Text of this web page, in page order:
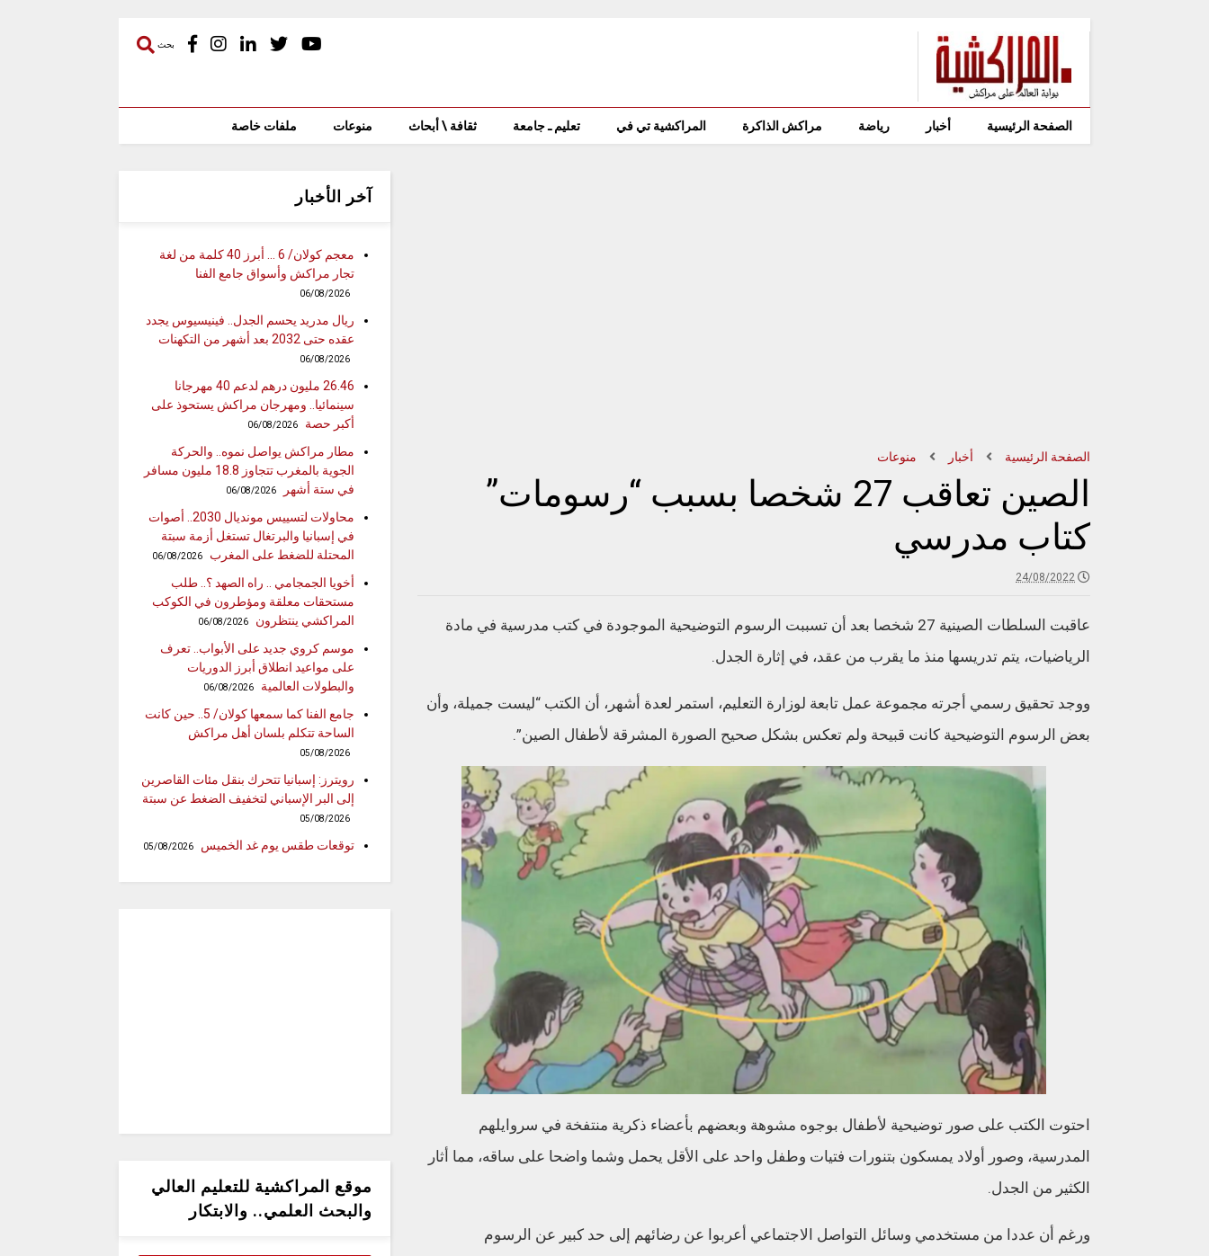
بحث
الصفحة الرئيسية أخبار رياضة مراكش الذاكرة المراكشية تي في تعليم ـ جامعة ثقافة \ أبحاث منوعات ملفات خاصة
الصفحة الرئيسية أخبار منوعات
الصين تعاقب 27 شخصا بسبب “رسومات”
كتاب مدرسي
24/08/2022
عاقبت السلطات الصينية 27 شخصا بعد أن تسببت الرسوم التوضيحية الموجودة في كتب مدرسية في مادة
الرياضيات، يتم تدريسها منذ ما يقرب من عقد، في إثارة الجدل.
ووجد تحقيق رسمي أجرته مجموعة عمل تابعة لوزارة التعليم، استمر لعدة أشهر، أن الكتب “ليست جميلة، وأن
بعض الرسوم التوضيحية كانت قبيحة ولم تعكس بشكل صحيح الصورة المشرقة لأطفال الصين”.
احتوت الكتب على صور توضيحية لأطفال بوجوه مشوهة وبعضهم بأعضاء ذكرية منتفخة في سروايلهم
المدرسية، وصور أولاد يمسكون بتنورات فتيات وطفل واحد على الأقل يحمل وشما واضحا على ساقه، مما أثار
الكثير من الجدل.
ورغم أن عددا من مستخدمي وسائل التواصل الاجتماعي أعربوا عن رضائهم إلى حد كبير عن الرسوم
آخر الأخبار
معجم كولان/ 6 … أبرز 40 كلمة من لغة
تجار مراكش وأسواق جامع الفنا
06/08/2026
ريال مدريد يحسم الجدل.. فينيسيوس يجدد
عقده حتى 2032 بعد أشهر من التكهنات
06/08/2026
26.46 مليون درهم لدعم 40 مهرجانا
سينمائيا.. ومهرجان مراكش يستحوذ على
أكبر حصة
06/08/2026
مطار مراكش يواصل نموه.. والحركة
الجوية بالمغرب تتجاوز 18.8 مليون مسافر
في ستة أشهر
06/08/2026
محاولات لتسييس مونديال 2030.. أصوات
في إسبانيا والبرتغال تستغل أزمة سبتة
المحتلة للضغط على المغرب
06/08/2026
أخويا الجمجامي .. راه الصهد ؟.. طلب
مستحقات معلقة ومؤطرون في الكوكب
المراكشي ينتظرون
06/08/2026
موسم كروي جديد على الأبواب.. تعرف
على مواعيد انطلاق أبرز الدوريات
والبطولات العالمية
06/08/2026
جامع الفنا كما سمعها كولان/ 5.. حين كانت
الساحة تتكلم بلسان أهل مراكش
05/08/2026
رويترز: إسبانيا تتحرك بنقل مئات القاصرين
إلى البر الإسباني لتخفيف الضغط عن سبتة
05/08/2026
توقعات طقس يوم غد الخميس 05/08/2026
موقع المراكشية للتعليم العالي
والبحث العلمي.. والابتكار